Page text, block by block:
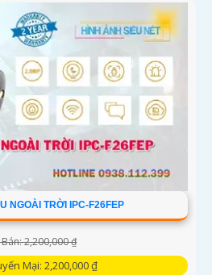
NGOÀI TRỜI IPC-F26FEP
2,200,000 ₫
Mại: 2,200,000 ₫